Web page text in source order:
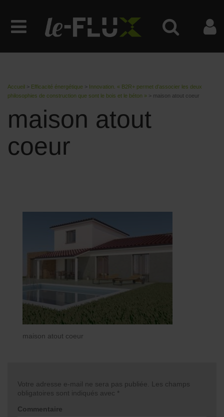
Accueil > Efficacité énergétique > Innovation. « B2R+ permet d’associer les deux
philosophies de construction que sont le bois et le béton » > maison atout coeur
maison atout
coeur
maison atout coeur
Votre adresse e-mail ne sera pas publiée.
Les champs
obligatoires sont indiqués avec *
Commentaire